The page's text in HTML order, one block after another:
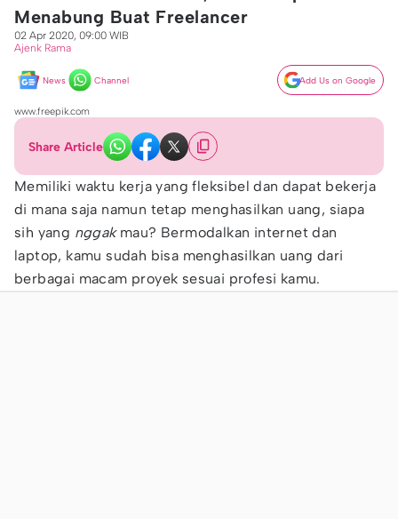
Menabung Buat Freelancer
02 Apr 2020, 09:00 WIB
Ajenk Rama
News Channel Add Us on Google
www.freepik.com
Share Article
Memiliki waktu kerja yang fleksibel dan dapat bekerja
di mana saja namun tetap menghasilkan uang, siapa
sih yang nggakmau? Bermodalkan internet dan
laptop, kamu sudah bisa menghasilkan uang dari
berbagai macam proyek sesuai profesi kamu.